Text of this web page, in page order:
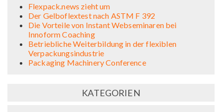
Flexpack.news zieht um
Der Gelboflextest nach ASTM F 392
Die Vorteile von Instant Webseminaren bei
Innoform Coaching
Betriebliche Weiterbildung in der flexiblen
Verpackungsindustrie
Packaging Machinery Conference
KATEGORIEN